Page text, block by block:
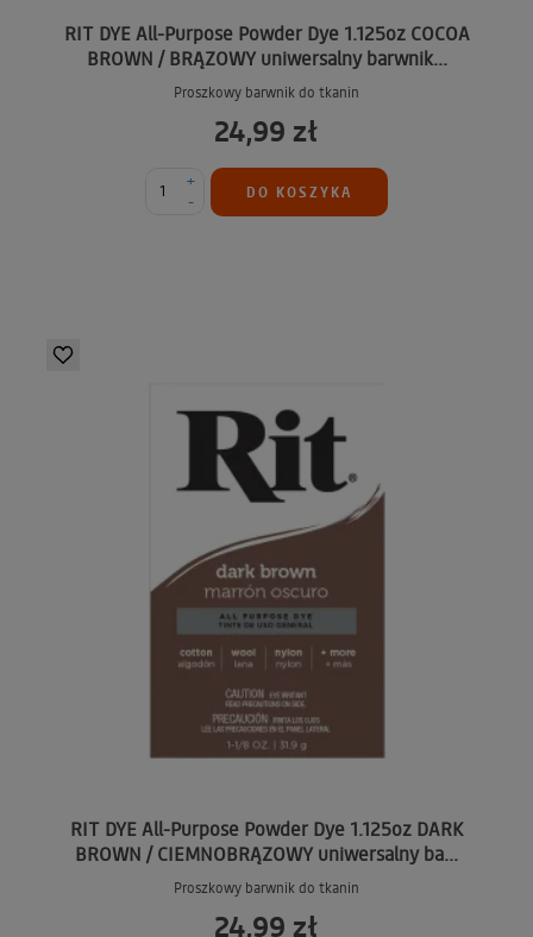
RIT DYE All-Purpose Powder Dye 1.125oz COCOA
BROWN / BRĄZOWY uniwersalny barwnik...
Proszkowy barwnik do tkanin
24,99 zł
-
+
DO KOSZYKA
RIT DYE All-Purpose Powder Dye 1.125oz DARK
BROWN / CIEMNOBRĄZOWY uniwersalny ba...
Proszkowy barwnik do tkanin
24,99 zł